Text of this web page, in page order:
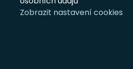
Zobrazit nastavení cookies